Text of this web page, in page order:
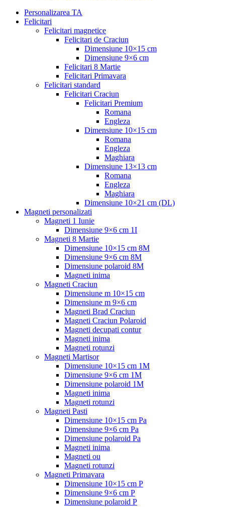
Personalizarea TA
Felicitari
Felicitari magnetice
Felicitari de Craciun
Dimensiune 10×15 cm
Dimensiune 9×6 cm
Felicitari 8 Martie
Felicitari Primavara
Felicitari standard
Felicitari Craciun
Felicitari Premium
Romana
Engleza
Dimensiune 10×15 cm
Romana
Engleza
Maghiara
Dimensiune 13×13 cm
Romana
Engleza
Maghiara
Dimensiune 10×21 cm (DL)
Magneti personalizati
Magneti 1 Iunie
Dimensiune 9×6 cm 1I
Magneti 8 Martie
Dimensiune 10×15 cm 8M
Dimensiune 9×6 cm 8M
Dimensiune polaroid 8M
Magneti inima
Magneti Craciun
Dimensiune m 10×15 cm
Dimensiune m 9×6 cm
Magneti Brad Craciun
Magneti Craciun Polaroid
Magneti decupati contur
Magneti inima
Magneti rotunzi
Magneti Martisor
Dimensiune 10×15 cm 1M
Dimensiune 9×6 cm 1M
Dimensiune polaroid 1M
Magneti inima
Magneti rotunzi
Magneti Pasti
Dimensiune 10×15 cm Pa
Dimensiune 9×6 cm Pa
Dimensiune polaroid Pa
Magneti inima
Magneti ou
Magneti rotunzi
Magneti Primavara
Dimensiune 10×15 cm P
Dimensiune 9×6 cm P
Dimensiune polaroid P